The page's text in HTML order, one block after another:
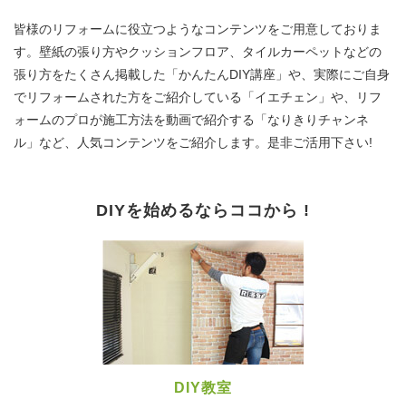
皆様のリフォームに役立つようなコンテンツをご用意しておりま
す。壁紙の張り方やクッションフロア、タイルカーペットなどの
張り方をたくさん掲載した「かんたんDIY講座」や、実際にご自身
でリフォームされた方をご紹介している「イエチェン」や、リフ
ォームのプロが施工方法を動画で紹介する「なりきりチャンネ
ル」など、人気コンテンツをご紹介します。是非ご活用下さい!
DIYを始めるならココから !
DIY教室